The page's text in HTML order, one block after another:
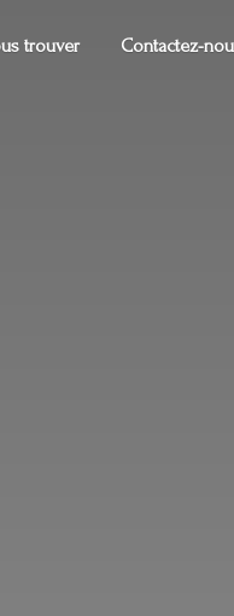
trouver Contactez-